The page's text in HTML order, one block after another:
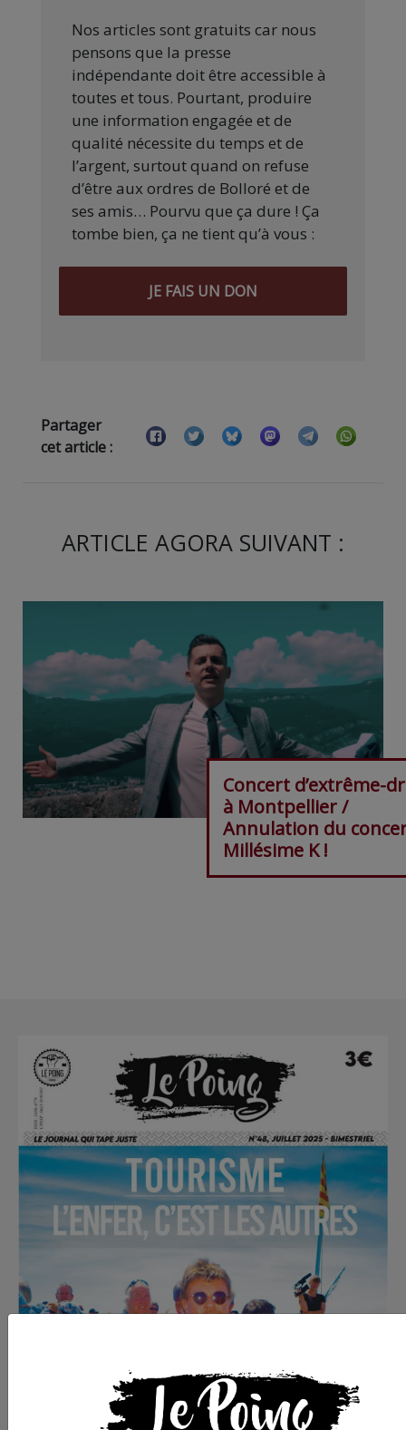
Nos articles sont gratuits car nous
pensons que la presse
indépendante doit être accessible à
toutes et tous. Pourtant, produire
une information engagée et de
qualité nécessite du temps et de
l’argent, surtout quand on refuse
d’être aux ordres de Bolloré et de
ses amis… Pourvu que ça dure ! Ça
tombe bien, ça ne tient qu’à vous :
JE FAIS UN DON
Partager
cet article :
ARTICLE AGORA SUIVANT :
Concert d’extrême-
à Montpellier /
Annulation du
Millésime K !